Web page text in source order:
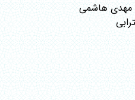
مهدی هاشمی